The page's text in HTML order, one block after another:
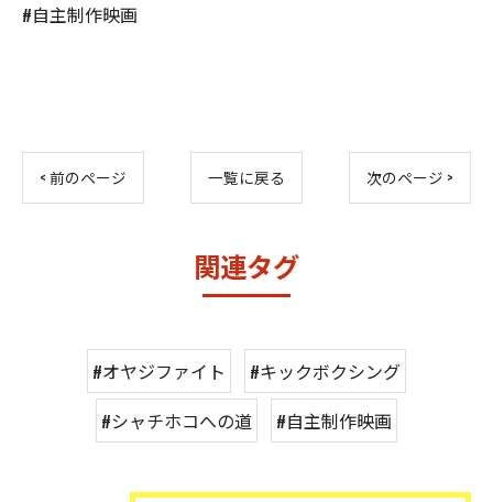
#自主制作映画
< 前のページ 一覧に戻る 次のページ >
関連タグ
#オヤジファイト
#キックボクシング
#シャチホコへの道
#自主制作映画